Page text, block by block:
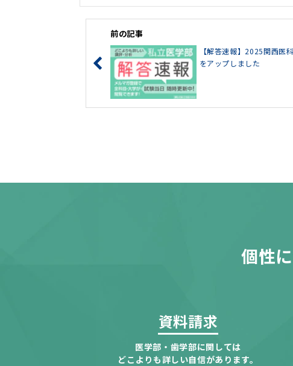
前の記事
【解答速報】2025関西医
をアップしました
個性
資料請求
医学部・歯学部に関しては
どこよりも詳しい自信があります。